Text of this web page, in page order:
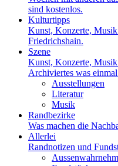
sind kostenlos.
Kulturtipps
Kunst, Konzerte,
Friedrichshain.
Szene
Kunst, Konzerte,
Archiviertes was
Ausstellungen
Literatur
Musik
Randbezirke
Was machen die
Allerlei
Randnotizen und